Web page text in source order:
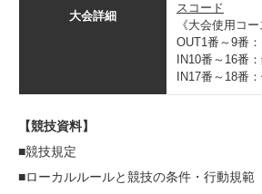
大会詳細
スコード
《大会使用コー
OUT1番～9番
IN10番～16番
IN17番～18番
【競技資料】
■競技規定
■ローカルルールと競技の条件・行動規範